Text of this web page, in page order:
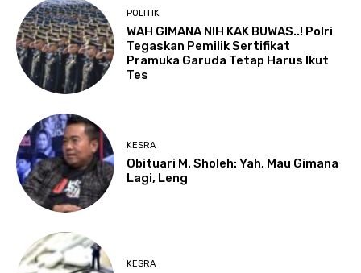
POLITIK
WAH GIMANA NIH KAK BUWAS..! Polri
Tegaskan Pemilik Sertifikat
Pramuka Garuda Tetap Harus Ikut
Tes
KESRA
Obituari M. Sholeh: Yah, Mau Gimana
Lagi, Leng
KESRA